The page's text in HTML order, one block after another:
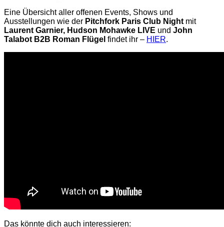
Eine Übersicht aller offenen Events, Shows und
Ausstellungen wie der Pitchfork Paris Club Night mit
Laurent Garnier, Hudson Mohawke LIVE und John
Talabot B2B Roman Flügel findet ihr – HIER.
Das könnte dich auch interessieren: